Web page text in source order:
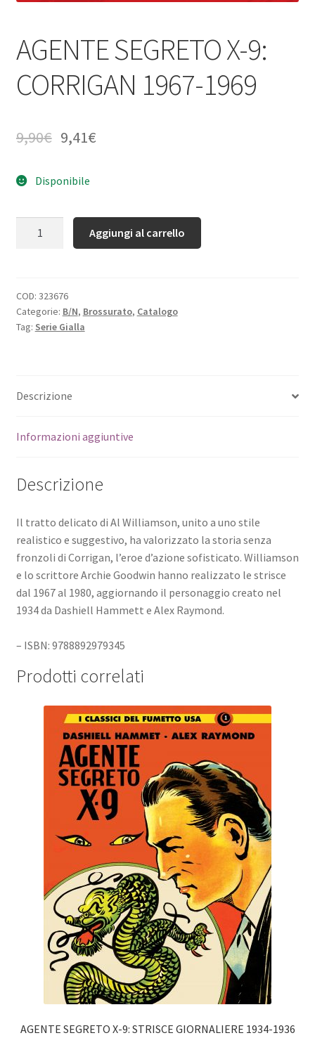
AGENTE SEGRETO X-9:
CORRIGAN 1967-1969
9,90€ 9,41€
Disponibile
Aggiungi al carrello
COD: 323676
Categorie: B/N, Brossurato, Catalogo
Tag: Serie Gialla
Descrizione
Informazioni aggiuntive
Descrizione
Il tratto delicato di Al Williamson, unito a uno stile
realistico e suggestivo, ha valorizzato la storia senza
fronzoli di Corrigan, l’eroe d’azione sofisticato. Williamson
e lo scrittore Archie Goodwin hanno realizzato le strisce
dal 1967 al 1980, aggiornando il personaggio creato nel
1934 da Dashiell Hammett e Alex Raymond.
– ISBN: 9788892979345
Prodotti correlati
AGENTE SEGRETO X-9: STRISCE GIORNALIERE 1934-1936